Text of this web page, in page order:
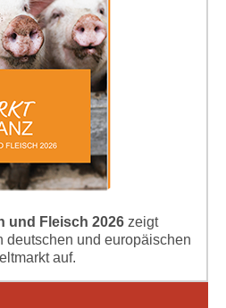
und Fleisch 2026 zeigt
deutschen und europäischen
auf.